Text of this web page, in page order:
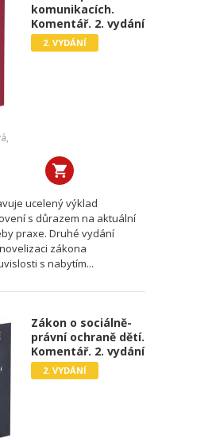
komunikacích.
Komentář. 2. vydání
2. VYDÁNÍ
ucelený výklad
s důrazem na aktuální
praxe. Druhé vydání
zákona
s nabytím...
Zákon o sociálně-
právní ochraně dětí.
Komentář. 2. vydání
2. VYDÁNÍ